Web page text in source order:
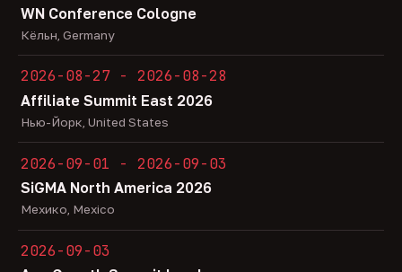
WN Conference Cologne
Кёльн, Germany
2026-08-27 - 2026-08-28
Affiliate Summit East 2026
Нью-Йорк, United States
2026-09-01 - 2026-09-03
SiGMA North America 2026
Мехико, Mexico
2026-09-03